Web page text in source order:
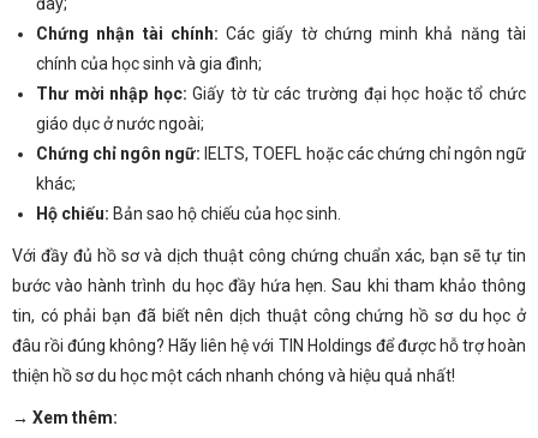
Chứng nhận tài chính: Các giấy tờ chứng minh khả năng tài
chính của học sinh và gia đình;
Thư mời nhập học: Giấy tờ từ các trường đại học hoặc tổ chức
giáo dục ở nước ngoài;
Chứng chỉ ngôn ngữ: IELTS, TOEFL hoặc các chứng chỉ ngôn ngữ
khác;
Hộ chiếu: Bản sao hộ chiếu của học sinh.
Với đầy đủ hồ sơ và dịch thuật công chứng chuẩn xác, bạn sẽ tự tin
bước vào hành trình du học đầy hứa hẹn. Sau khi tham khảo thông
tin, có phải bạn đã biết nên dịch thuật công chứng hồ sơ du học ở
đâu rồi đúng không? Hãy liên hệ với TIN Holdings để được hỗ trợ hoàn
thiện hồ sơ du học một cách nhanh chóng và hiệu quả nhất!
→ Xem thêm: